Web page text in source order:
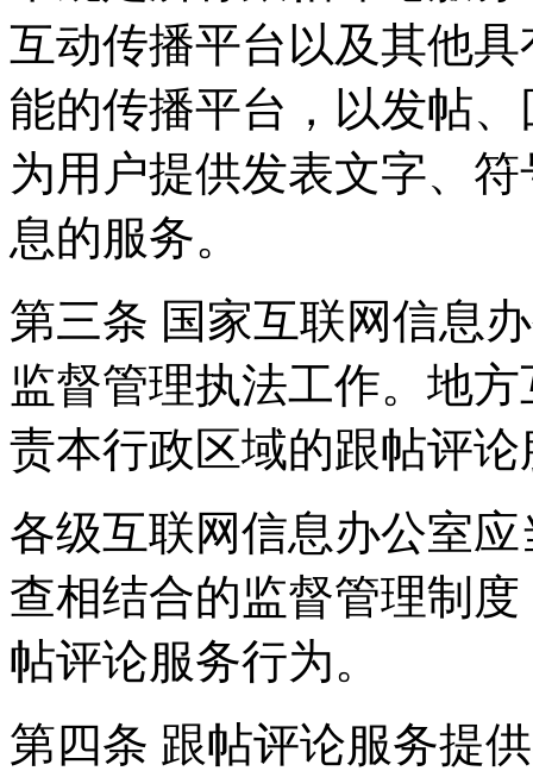
互动传播平台以及其他
能的传播平台，以发帖
为用户提供发表文字、
息的服务。
第三条 国家互联网信息
监督管理执法工作。地
责本行政区域的跟帖评
各级互联网信息办公室
查相结合的监督管理制
帖评论服务行为。
第四条 跟帖评论服务提